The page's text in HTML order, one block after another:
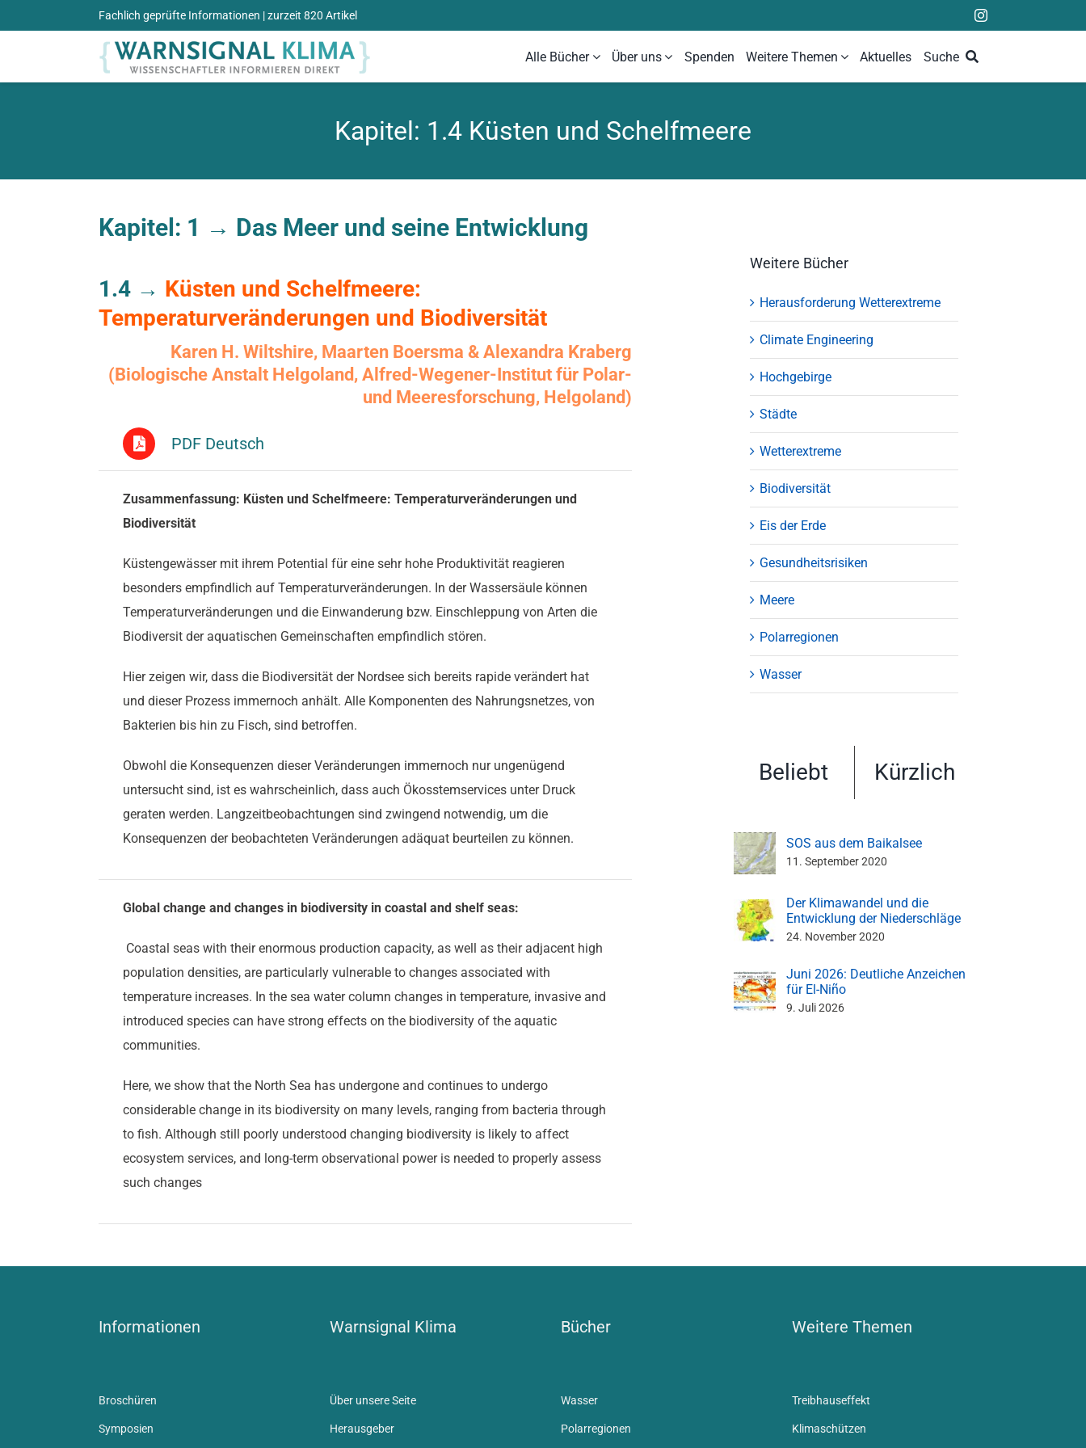
Inhalt
Fachlich geprüfte Informationen | zurzeit 820 Artikel
Alle Bücher Über uns Spenden Weitere Themen Aktuelles Suche
Kapitel: 1.4 Küsten und Schelfmeere
Kapitel: 1 → Das Meer und seine Entwicklung
1.4 → Küsten und Schelfmeere:
Temperaturveränderungen und Biodiversität
Karen H. Wiltshire, Maarten Boersma & Alexandra Kraberg
(Biologische Anstalt Helgoland, Alfred-Wegener-Institut für Polar-
und Meeresforschung, Helgoland)
PDF Deutsch
Zusammenfassung: Küsten und Schelfmeere: Temperaturveränderungen und
Biodiversität
Küstengewässer mit ihrem Potential für eine sehr hohe Produktivität reagieren
besonders empfindlich auf Temperaturveränderungen. In der Wassersäule können
Temperaturveränderungen und die Einwanderung bzw. Einschleppung von Arten die
Biodiversit der aquatischen Gemeinschaften empfindlich stören.
Hier zeigen wir, dass die Biodiversität der Nordsee sich bereits rapide verändert hat
und dieser Prozess immernoch anhält. Alle Komponenten des Nahrungsnetzes, von
Bakterien bis hin zu Fisch, sind betroffen.
Obwohl die Konsequenzen dieser Veränderungen immernoch nur ungenügend
untersucht sind, ist es wahrscheinlich, dass auch Ökosstemservices unter Druck
geraten werden. Langzeitbeobachtungen sind zwingend notwendig, um die
Konsequenzen der beobachteten Veränderungen adäquat beurteilen zu können.
Global change and changes in biodiversity in coastal and shelf seas:
Coastal seas with their enormous production capacity, as well as their adjacent high
population densities, are particularly vulnerable to changes associated with
temperature increases. In the sea water column changes in temperature, invasive and
introduced species can have strong effects on the biodiversity of the aquatic
communities.
Here, we show that the North Sea has undergone and continues to undergo
considerable change in its biodiversity on many levels, ranging from bacteria through
to fish. Although still poorly understood changing biodiversity is likely to affect
ecosystem services, and long-term observational power is needed to properly assess
such changes
Weitere Bücher
Herausforderung Wetterextreme
Climate Engineering
Hochgebirge
Städte
Wetterextreme
Biodiversität
Eis der Erde
Gesundheitsrisiken
Meere
Polarregionen
Wasser
Beliebt Kürzlich
SOS aus dem Baikalsee
11. September 2020
Der Klimawandel und die
Entwicklung der Niederschläge
24. November 2020
Juni 2026: Deutliche Anzeichen
für El-Niño
9. Juli 2026
Informationen
Broschüren
Symposien
Warnsignal Klima
Über unsere Seite
Herausgeber
Bücher
Wasser
Polarregionen
Weitere Themen
Treibhauseffekt
Klimaschützen